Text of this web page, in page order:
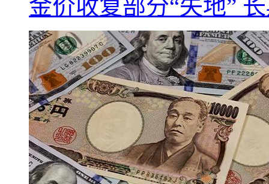
金价收复部分“失地”